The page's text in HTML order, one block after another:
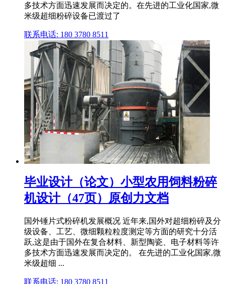
多技术方面迅速发展而决定的。在先进的工业化国家,微
米级超细粉碎设备已渡过了
联系电话: 180 3780 8511
毕业设计（论文）小型农用饲料粉碎
机设计（47页）原创力文档
国外锤片式粉碎机发展概况 近年来,国外对超细粉碎及分
级设备、工艺、微细颗粒粒度测定等方面的研究十分活
跃,这是由于国外在复合材料、新型陶瓷、电子材料等许
多技术方面迅速发展而决定的。 在先进的工业化国家,微
米级超细 ...
联系电话: 180 3780 8511